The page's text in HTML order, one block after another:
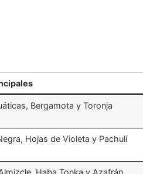
Bergamota y Toronja
Hojas de Violeta y Pachulí
Haba Tonka y Azafrán